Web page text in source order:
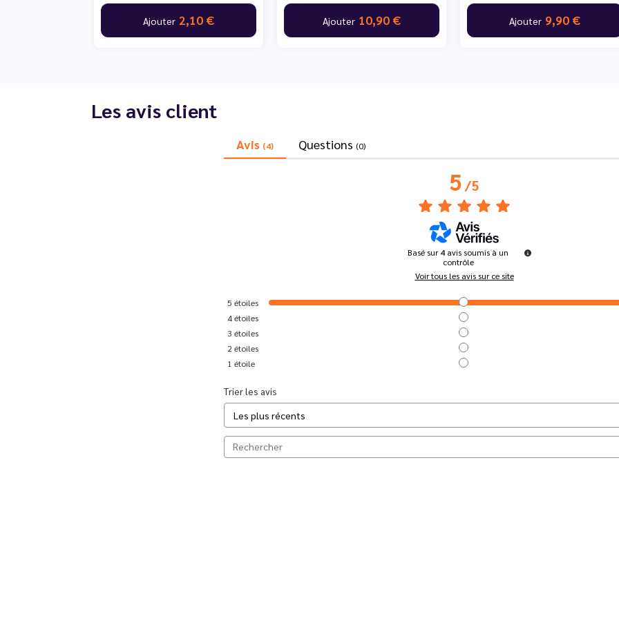
Ajouter 2,10 € Ajouter 10,90 € Ajouter 9,90 €
Les avis client
Avis (4) Questions (0)
5/5
Basé sur4 avis soumis à un
contrôle
Voir tous les avis sur ce site
5 étoiles
4étoiles
3 étoiles
2 étoiles
1 étoile
Trier les avis